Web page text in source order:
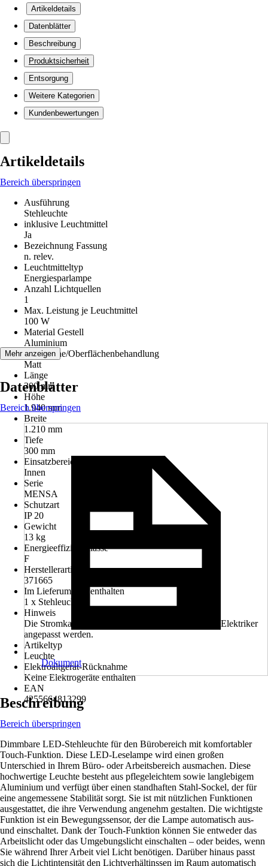
Artikeldetails
Datenblätter
Beschreibung
Produktsicherheit
Entsorgung
Weitere Kategorien
Kundenbewertungen
Artikeldetails
Bereich überspringen
Ausführung
Stehleuchte
inklusive Leuchtmittel
Ja
Bezeichnung Fassung
n. relev.
Leuchtmitteltyp
Energiesparlampe
Anzahl Lichtquellen
1
Max. Leistung je Leuchtmittel
100 W
Material Gestell
Aluminium
Oberfläche/Oberflächenbehandlung
Matt
Länge
300 mm
Höhe
1.940 mm
Breite
1.210 mm
Tiefe
300 mm
Einsatzbereich
Innen
Serie
MENSA
Schutzart
IP 20
Gewicht
13 kg
Energieeffizienzklasse
F
Herstellerartikelnummer
371665
Im Lieferumfang enthalten
1 x Stehleuchte
Hinweis
Die Stromkabel dürfen nur von einem qualifizierten Elektriker
angepasst werden.
Artikeltyp
Leuchte
Elektroaltgerät-Rücknahme
Keine Elektrogeräte enthalten
EAN
4255664813299
Mehr anzeigen
Datenblätter
Bereich überspringen
Dokument
Beschreibung
Bereich überspringen
Dimmbare LED-Stehleuchte für den Bürobereich mit komfortabler
Touch-Funktion. Diese LED-Leselampe wird einen großen
Unterschied in Ihrem Büro- oder Arbeitsbereich ausmachen. Diese
hochwertige Leuchte besteht aus pflegeleichtem sowie langlebigem
Aluminium und verfügt über einen standhaften Stahl-Sockel, der für
eine angemessene Stabilität sorgt. Sie ist mit nützlichen Funktionen
ausgestattet, die ihre Verwendung angenehm gestalten. Die wichtigste
Funktion ist ein Bewegungssensor, der die Lampe automatisch aus-
und einschaltet. Dank der Touch-Funktion können Sie entweder das
Arbeitslicht oder das Umgebungslicht einschalten – oder beides, wenn
Sie während Ihrer Arbeit viel Licht benötigen. Darüber hinaus passt
sich die Lichtintensität den Lichtverhältinssen im Raum automatisch